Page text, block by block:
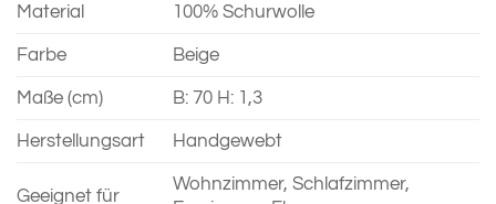
Material 100% Schurwolle
Farbe Beige
Maße (cm) B: 70 H: 1,3
Herstellungsart Handgewebt
Geeignet für
Wohnzimmer, Schlafzimmer,